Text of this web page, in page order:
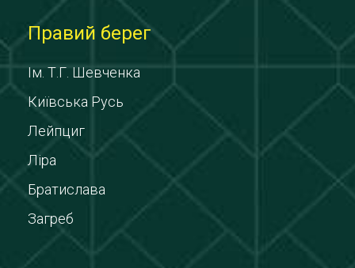
Правий берег
Ім. Т.Г. Шевченка
Київська Русь
Лейпциг
Ліра
Братислава
Загреб